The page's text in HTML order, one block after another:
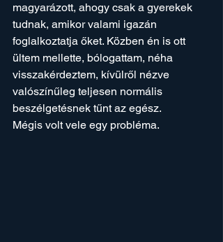
magyarázott, ahogy csak a gyerekek
tudnak, amikor valami igazán
foglalkoztatja őket. Közben én is ott
ültem mellette, bólogattam, néha
visszakérdeztem, kívülről nézve
valószínűleg teljesen normális
beszélgetésnek tűnt az egész.
Mégis volt vele egy probléma.